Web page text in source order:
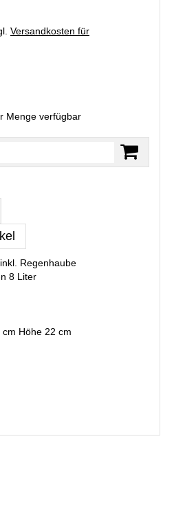
Versandkosten für
Menge verfügbar
Regenhaube
8 Liter
Höhe 22 cm